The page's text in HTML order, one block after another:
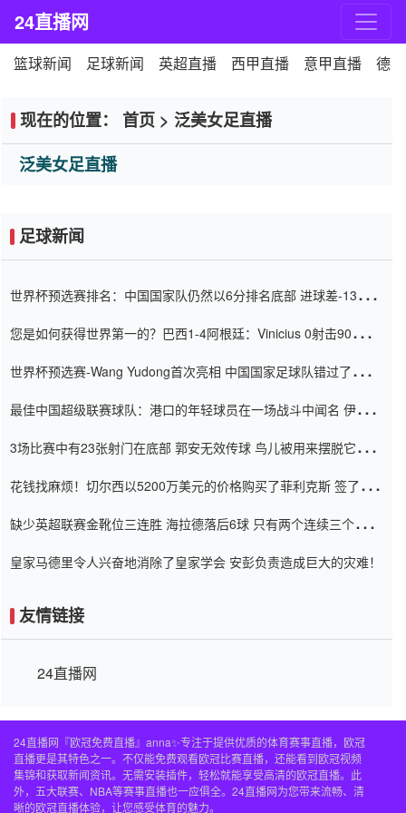
24直播网
篮球新闻 足球新闻 英超直播 西甲直播 意甲直播 德
现在的位置： 首页 > 泛美女足直播
泛美女足直播
足球新闻
世界杯预选赛排名：中国国家队仍然以6分排名底部 进球差-13令人
您是如何获得世界第一的？巴西1-4阿根廷：Vinicius 0射击90分钟
世界杯预选赛-Wang Yudong首次亮相 中国国家足球队错过了世界
最佳中国超级联赛球队：港口的年轻球员在一场战斗中闻名 伊万放
3场比赛中有23张射门在底部 郭安无效传球 鸟儿被用来摆脱它
花钱找麻烦！切尔西以5200万美元的价格购买了菲利克斯 签了7年
缺少英超联赛金靴位三连胜 海拉德落后6球 只有两个连续三个连续
皇家马德里令人兴奋地消除了皇家学会 安彭负责造成巨大的灾难！
友情链接
24直播网
24直播网『欧冠免费直播』anna✨专注于提供优质的体育赛事直播，欧冠
直播更是其特色之一。不仅能免费观看欧冠比赛直播，还能看到欧冠视频
集锦和获取新闻资讯。无需安装插件，轻松就能享受高清的欧冠直播。此
外，五大联赛、NBA等赛事直播也一应俱全。24直播网为您带来流畅、清
晰的欧冠直播体验，让您感受体育的魅力。